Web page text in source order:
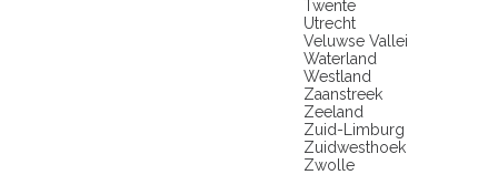
Twente
Utrecht
Veluwse Vallei
Waterland
Westland
Zaanstreek
Zeeland
Zuid-Limburg
Zuidwesthoek
Zwolle